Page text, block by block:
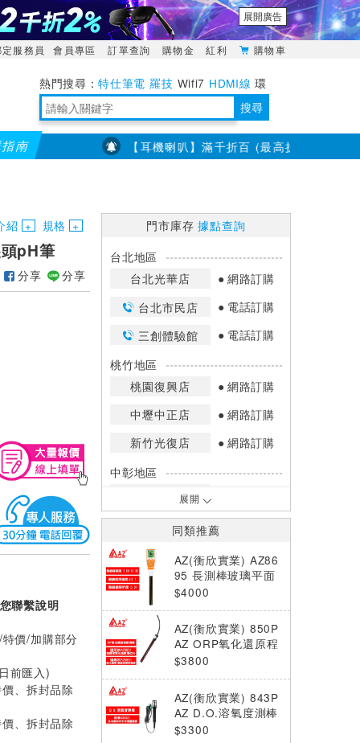
展開廣告
定服務員 會員專區 訂單查詢 購物金 紅利 購物車
特仕筆電 羅技 Wifi7 HDMI線 環
境量測 明緯POWER 搜尋
南 7/23~8/31【耳機喇叭】滿千折百 (最高折3百) 部分品牌
紹 規格
pH筆
分享 分享
聯繫說明
價/加購部分
前匯入)
、拆封品除
、拆封品除
門市庫存據點查詢
台北地區
台北光華店
網路訂購
台北市民店
電話訂購
三創體驗館
電話訂購
桃竹地區
桃園復興店
網路訂購
中壢中正店
網路訂購
新竹光復店
網路訂購
中彰地區
台中英才店
嘉南地區
高雄中華店
高雄鳳山店
網路訂購
*庫存數量：網路訂購(0)、少量庫存
(1~2)、現貨充足(3以上)。
*門市庫存以店內實際數量為準，可使
用專人服務或撥打門市電話洽詢。
展開
同類推薦
AZ(衡欣實業) AZ86
95 長測棒玻璃平面
pH筆
$4000
AZ(衡欣實業) 850P
AZ ORP氧化還原程
度測棒
$3800
AZ(衡欣實業) 843P
AZ D.O.溶氧度測棒
(含半透膜套組)
$3300